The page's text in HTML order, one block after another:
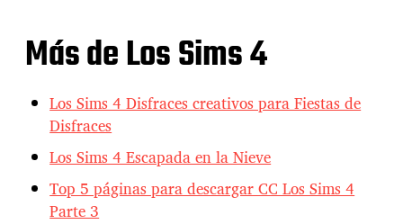
Más de Los Sims 4
Los Sims 4 Disfraces creativos para Fiestas de
Disfraces
Los Sims 4 Escapada en la Nieve
Top 5 páginas para descargar CC Los Sims 4
Parte 3